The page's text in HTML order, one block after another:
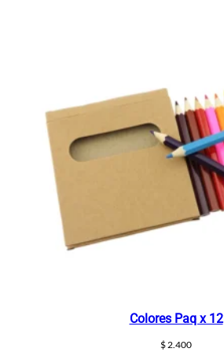
Colores Paq x 12
$2.400